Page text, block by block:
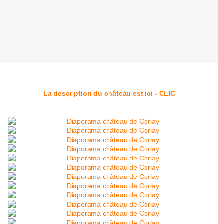
La description du château est ici - CLIC